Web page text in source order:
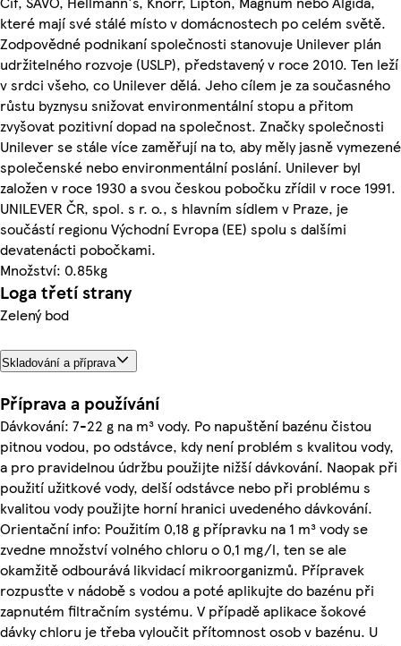
které mají své stálé místo v domácnostech po celém světě.
Zodpovědné podnikaní společnosti stanovuje Unilever plán
udržitelného rozvoje (USLP), představený v roce 2010. Ten leží
v srdci všeho, co Unilever dělá. Jeho cílem je za současného
růstu byznysu snižovat environmentální stopu a přitom
zvyšovat pozitivní dopad na společnost. Značky společnosti
Unilever se stále více zaměřují na to, aby měly jasně vymezené
společenské nebo environmentální poslání. Unilever byl
založen v roce 1930 a svou českou pobočku zřídil v roce 1991.
UNILEVER ČR, spol. s r. o., s hlavním sídlem v Praze, je
součástí regionu Východní Evropa (EE) spolu s dalšími
devatenácti pobočkami.
Množství: 0.85kg
Loga třetí strany
Zelený bod
Skladování a příprava
Příprava a používání
Dávkování: 7-22 g na m³ vody. Po napuštění bazénu čistou
pitnou vodou, po odstávce, kdy není problém s kvalitou vody,
a pro pravidelnou údržbu použijte nižší dávkování. Naopak při
použití užitkové vody, delší odstávce nebo při problému s
kvalitou vody použijte horní hranici uvedeného dávkování.
Orientační info: Použitím 0,18 g přípravku na 1 m³ vody se
zvedne množství volného chloru o 0,1 mg/l, ten se ale
okamžitě odbourává likvidací mikroorganizmů. Přípravek
rozpusťte v nádobě s vodou a poté aplikujte do bazénu při
zapnutém filtračním systému. V případě aplikace šokové
dávky chloru je třeba vyloučit přítomnost osob v bazénu. U